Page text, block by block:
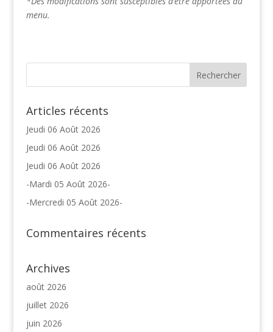
menu.
Articles récents
Jeudi 06 Août 2026
Jeudi 06 Août 2026
Jeudi 06 Août 2026
-Mardi 05 Août 2026-
-Mercredi 05 Août 2026-
Commentaires récents
Archives
août 2026
juillet 2026
juin 2026